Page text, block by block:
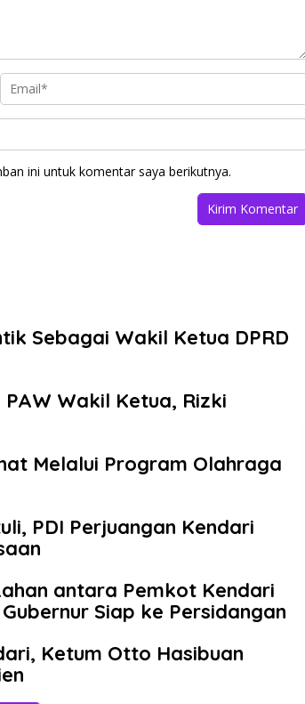
ini untuk komentar saya berikutnya.
Sebagai Wakil Ketua DPRD
Wakil Ketua, Rizki
Melalui Program Olahraga
PDI Perjuangan Kendari
antara Pemkot Kendari
Siap ke Persidangan
Ketum Otto Hasibuan